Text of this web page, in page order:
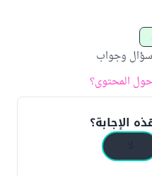
سؤال وجواب
المحتوى؟
الإجابة؟